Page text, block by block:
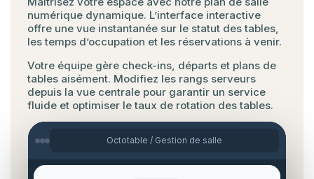
numérique dynamique. L’interface interactive
offre une vue instantanée sur le statut des tables,
les temps d’occupation et les réservations à venir.
Votre équipe gère check-ins, départs et plans de
tables aisément. Modifiez les rangs serveurs
depuis la vue centrale pour garantir un service
fluide et optimiser le taux de rotation des tables.
Octotable / Gestion de salle